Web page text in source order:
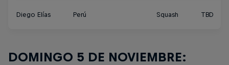
Diego Elías Perú Squash TBD
DOMINGO 5 DE NOVIEMBRE: